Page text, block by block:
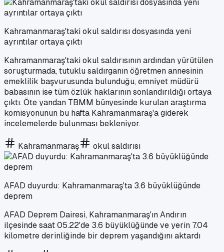
Kahramanmaraş'taki okul saldırısı dosyasında yeni
ayrıntılar ortaya çıktı
Kahramanmaraş'taki okul saldırısının ardından yürütülen
soruşturmada, tutuklu saldırganın öğretmen annesinin
emeklilik başvurusunda bulunduğu, emniyet müdürü
babasının ise tüm özlük haklarının sonlandırıldığı ortaya
çıktı. Öte yandan TBMM bünyesinde kurulan araştırma
komisyonunun bu hafta Kahramanmaraş'a giderek
incelemelerde bulunması bekleniyor.
Kahramanmaraş okul saldırısı
AFAD duyurdu: Kahramanmaraş'ta 3.6 büyüklüğünde
deprem
AFAD Deprem Dairesi, Kahramanmaraş'ın Andırın
ilçesinde saat 05.22'de 3.6 büyüklüğünde ve yerin 7.04
kilometre derinliğinde bir deprem yaşandığını aktardı